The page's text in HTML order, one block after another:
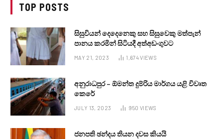
TOP POSTS
සිසුවියන් දෙදෙනෙකු සහ සිසුවෙකු මත්පැන්
පානය කරමින් සිටියදී අත්අඩංගුවට
MAY 21, 2023 1,674VIEWS
අනුරාධපුර – ඕමන්ත දුම්රිය මාර්ගය යළි විවෘත
කෙරේ
JULY 13, 2023 950 VIEWS
ජනපති ඡන්දය තියන දවස කියයි